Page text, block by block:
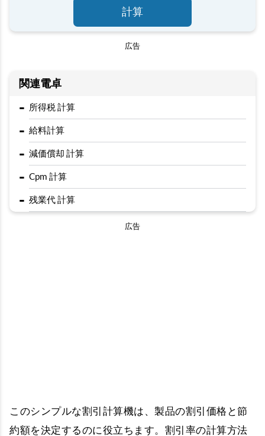
計算
広告
関連電卓
- 所得税 計算
- 給料計算
- 減価償却 計算
- Cpm 計算
- 残業代 計算
広告
このシンプルな割引計算機は、製品の割引価格と節
約額を決定するのに役立ちます。割引率の計算方法